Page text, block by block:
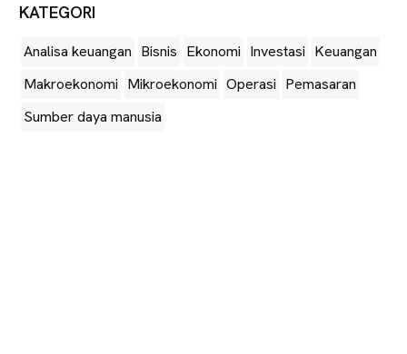
KATEGORI
Analisa keuangan Bisnis Ekonomi Investasi Keuangan
Makroekonomi Mikroekonomi Operasi Pemasaran
Sumber daya manusia